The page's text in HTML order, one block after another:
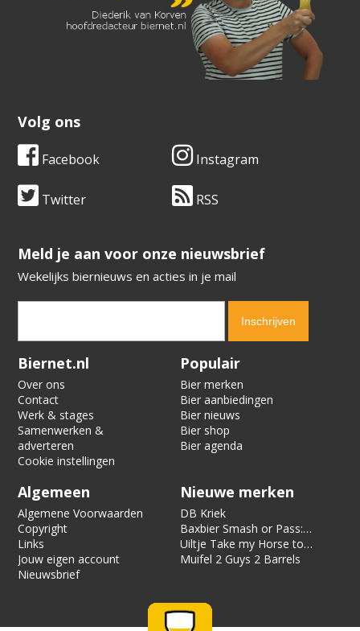
Volg ons
Facebook Instagram
Twitter RSS
​​​​​​​Meld je aan voor onze nieuwsbrief
Wekelijks biernieuws en acties in je mail
Verification code:
Biernet.nl
Over ons
Contact
Werk & stages
Samenwerken &
adverteren
Cookie instellingen
Populair
Bier merken
Bier aanbiedingen
Bier nieuws
Bier shop
Bier agenda
Algemeen
Algemene Voorwaarden
Copyright
Links
Jouw eigen account
Nieuwsbrief
Nieuwe merken
DB Kriek
Baxbier Smash or Pass:
Strata
Uiltje Take my Horse to
the Hotel Room
Muifel 2 Guys 2 Barrels